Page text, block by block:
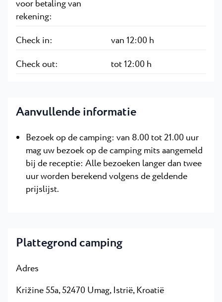
voor betaling van
rekening:
Check in:
van 12:00 h
Check out:
tot 12:00 h
Aanvullende informatie
Bezoek op de camping: van 8.00 tot 21.00 uur
mag uw bezoek op de camping mits aangemeld
bij de receptie: Alle bezoeken langer dan twee
uur worden berekend volgens de geldende
prijslijst.
Plattegrond camping
Adres
Križine 55a, 52470 Umag, Istrië, Kroatië